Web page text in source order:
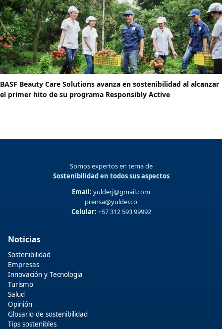
BASF Beauty Care Solutions avanza en sostenibilidad al alcanzar
el primer hito de su programa Responsibly Active
Somos expertos en tema de
Sostenibilidad en todos sus aspectos
Email: yulderj@gmail.com
prensa@yulder.co
Celular: +57 312 593 99992
Noticias
Sostenibilidad
Empresas
Innovación y Tecnologia
Turismo
Salud
Opinión
Glosario de sostenibilidad
Tips sostenibles